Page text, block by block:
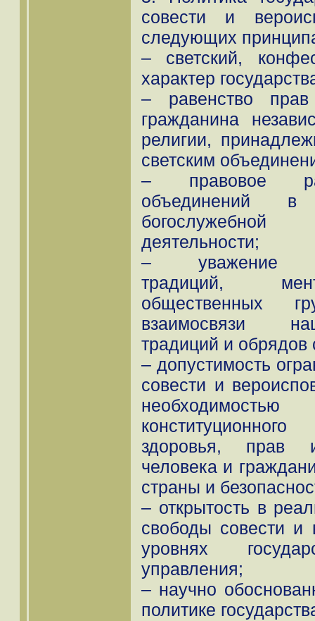
совести и
следующих
– светский,
характер
– равенство
гражданина
религии,
светским
– правовое
объединений в
богослужебной
деятельности;
– уважение
традиций,
общественных
взаимосвязи
традиций и обрядов
– допустимость
совести и
здоровья, прав
человека и
страны и
– открытость в
свободы совести и
уровнях
управления;
– научно
политике